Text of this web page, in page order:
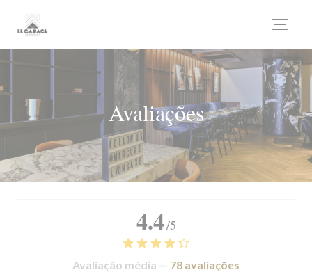
Avaliações
4.4/5
Avaliação média — 78 avaliações